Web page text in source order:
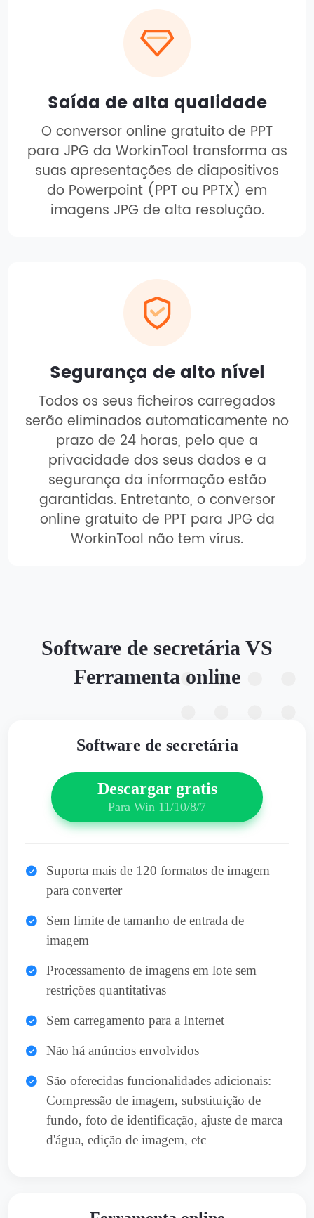
Saída de alta qualidade
O conversor online gratuito de PPT
para JPG da WorkinTool transforma as
suas apresentações de diapositivos
do Powerpoint (PPT ou PPTX) em
imagens JPG de alta resolução.
Segurança de alto nível
Todos os seus ficheiros carregados
serão eliminados automaticamente no
prazo de 24 horas, pelo que a
privacidade dos seus dados e a
segurança da informação estão
garantidas. Entretanto, o conversor
online gratuito de PPT para JPG da
WorkinTool não tem vírus.
Software de secretária VS
Ferramenta online
Software de secretária
Descargar gratis
Para Win 11/10/8/7
Suporta mais de 120 formatos de imagem
para converter
Sem limite de tamanho de entrada de
imagem
Processamento de imagens em lote sem
restrições quantitativas
Sem carregamento para a Internet
Não há anúncios envolvidos
São oferecidas funcionalidades adicionais:
Compressão de imagem, substituição de
fundo, foto de identificação, ajuste de marca
d'água, edição de imagem, etc